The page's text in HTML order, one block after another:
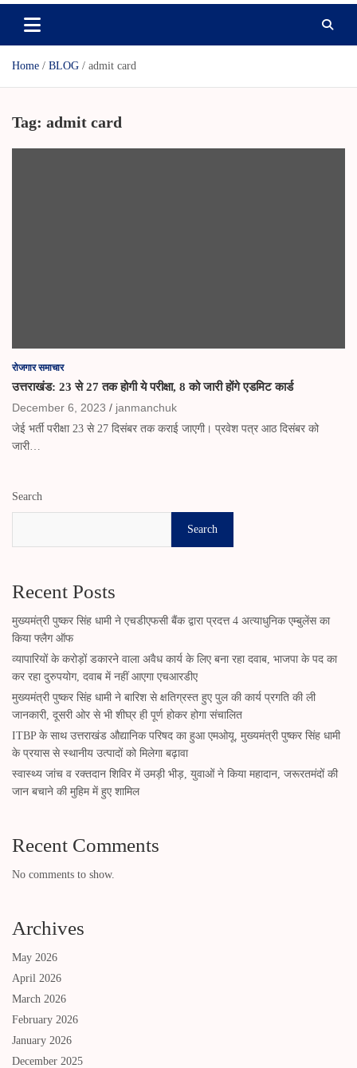
Home BLOG admit card
Tag: admit card
रोजगार समाचार
उत्तराखंड: 23 से 27 तक होगी ये परीक्षा, 8 को जारी होंगे एडमिट कार्ड
December 6, 2023
janmanchuk
जेई भर्ती परीक्षा 23 से 27 दिसंबर तक कराई जाएगी। प्रवेश पत्र आठ दिसंबर को
जारी…
Search
Search
Recent Posts
मुख्यमंत्री पुष्कर सिंह धामी ने एचडीएफसी बैंक द्वारा प्रदत्त 4 अत्याधुनिक एम्बुलेंस का
किया फ्लैग ऑफ
व्यापारियों के करोड़ों डकारने वाला अवैध कार्य के लिए बना रहा दवाब, भाजपा के पद का
कर रहा दुरुपयोग, दवाब में नहीं आएगा एचआरडीए
मुख्यमंत्री पुष्कर सिंह धामी ने बारिश से क्षतिग्रस्त हुए पुल की कार्य प्रगति की ली
जानकारी, दूसरी ओर से भी शीघ्र ही पूर्ण होकर होगा संचालित
ITBP के साथ उत्तराखंड औद्यानिक परिषद का हुआ एमओयू, मुख्यमंत्री पुष्कर सिंह धामी
के प्रयास से स्थानीय उत्पादों को मिलेगा बढ़ावा
स्वास्थ्य जांच व रक्तदान शिविर में उमड़ी भीड़, युवाओं ने किया महादान, जरूरतमंदों की
जान बचाने की मुहिम में हुए शामिल
Recent Comments
No comments to show.
Archives
May 2026
April 2026
March 2026
February 2026
January 2026
December 2025